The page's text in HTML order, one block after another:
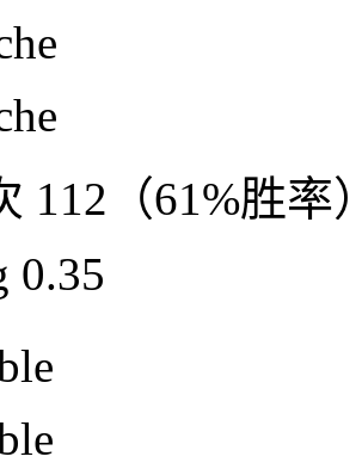
112（61%胜率
0.35